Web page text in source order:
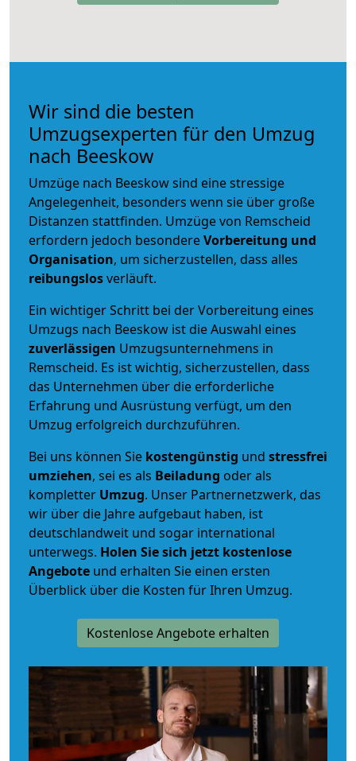
Wir sind die besten
Umzugsexperten für den Umzug
nach Beeskow
Umzüge nach Beeskow sind eine stressige
Angelegenheit, besonders wenn sie über große
Distanzen stattfinden. Umzüge von Remscheid
erfordern jedoch besondereVorbereitung und
Organisation, um sicherzustellen, dass alles
reibungslosverläuft.
Ein wichtiger Schritt bei der Vorbereitung eines
Umzugs nach Beeskow ist die Auswahl eines
zuverlässigen Umzugsunternehmens in
Remscheid. Es ist wichtig, sicherzustellen, dass
das Unternehmen über die erforderliche
Erfahrung und Ausrüstung verfügt, um den
Umzug erfolgreich durchzuführen.
Bei uns können Sie kostengünstig und stressfrei
umziehen, sei es als Beiladung oder als
kompletter Umzug. Unser Partnernetzwerk, das
wir über die Jahre aufgebaut haben, ist
deutschlandweit und sogar international
unterwegs. Holen Sie sich jetzt kostenlose
Angebote und erhalten Sie einen ersten
Überblick über die Kosten für Ihren Umzug.
Kostenlose Angebote erhalten